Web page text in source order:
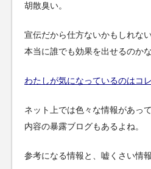
胡散臭い。
宣伝だから仕方ないかもしれな
本当に誰でも効果を出せるのか
わたしが気になっているのはコ
ネット上では色々な情報があって
内容の暴露ブログもあるよね。
参考になる情報と、嘘くさい情